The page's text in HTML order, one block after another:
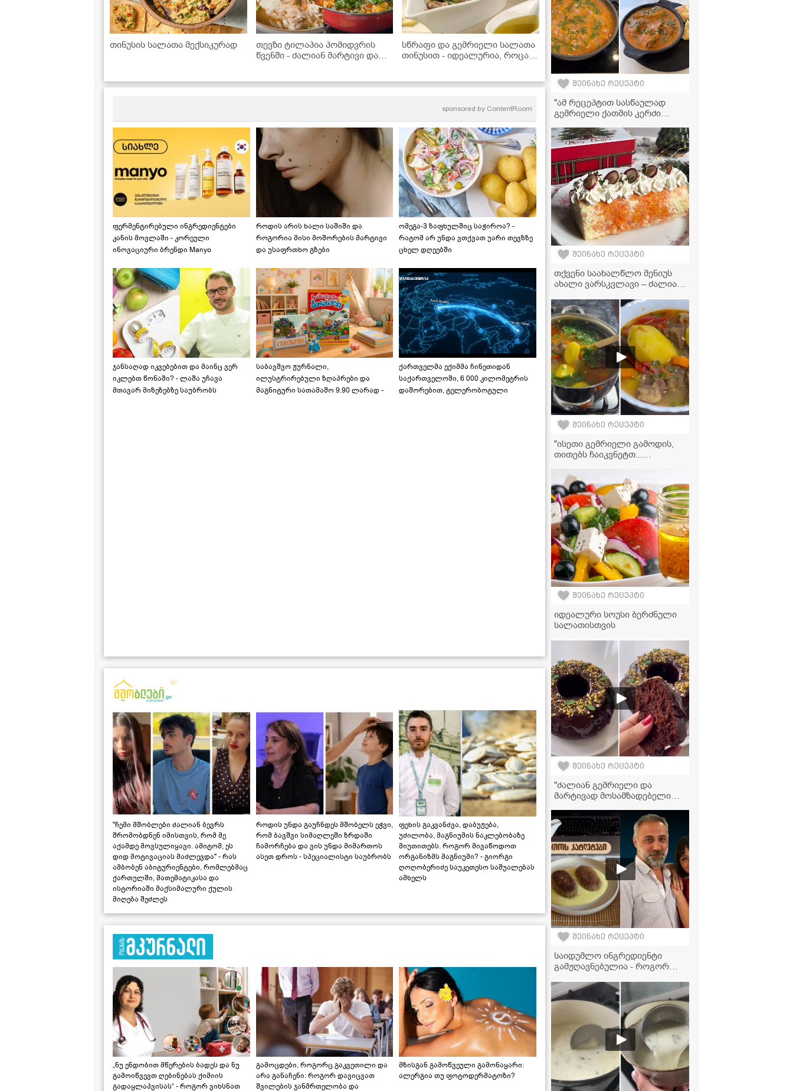
თინუსის სალათა მექსიკურად
თევზი ტილაპია პომიდვრის
წვენში - ძალიან მარტივი და
სწრაფი და გემრიელი სალათა
თინუსით - იდეალურია, როცა
sponsored by ContentRoom
ფერმენტირებული ინგრედიენტები
კანის მოვლაში - კორეული
ინოვაციური ბრენდი Manyo
როდის არის ხალი საშიში და
როგორია მისი მოშორების მარტივი
და უსაფრთხო გზები
ომეგა-3 ზაფხულშიც საჭიროა? -
რატომ არ უნდა ვთქვათ უარი თევზზე
ცხელ დღეებში
ჯანსაღად იკვებებით და მაინც ვერ
იკლებთ წონაში? - ლაშა უჩავა
მთავარ მიზეზებზე საუბრობს
საბავშვო ჟურნალი,
ილუსტრირებული ზღაპრები და
მაგნიტური სათამაშო 9.90 ლარად -
ქართველმა ექიმმა ჩინეთიდან
საქართველოში, 6 000 კილომეტრის
დაშორებით, ტელერობოტული
"ჩემი მშობლები ძალიან ბევრს
შრომობდნენ იმისთვის, რომ მე
აქამდე მოვსულიყავი. ამიტომ, ეს
დიდ მოტივაციას მაძლევდა" - რას
ამბობენ აბიტურიენტები, რომლებმაც
ქართულში, მათემატიკასა და
ისტორიაში მაქსიმალური ქულის
მიღება შეძლეს
როდის უნდა გაუჩნდეს მშობელს ეჭვი,
რომ ბავშვი სიმაღლეში ზრდაში
ჩამორჩება და ვის უნდა მიმართოს
ასეთ დროს - სპეციალისტი საუბრობს
ფეხის გაკვანძვა, დაბუჟება,
უძილობა, მაგნიუმის ნაკლებობაზე
მიუთითებს. როგორ მივაწოდოთ
ორგანიზმს მაგნიუმი? - გიორგი
ღოღობერიძე საუკეთესო საშუალებას
ამხელს
„ნუ ენდობით მწერების ბადეს და ნუ
გამოიწვევთ ღებინებას ქიმიის
გადაყლაპვისას“ - როგორ ვიხსნათ
გამოცდები, როგორც გაკვეთილი და
არა განაჩენი: როგორ დავიცვათ
შვილების ჯანმრთელობა და
მზისგან გამოწვეული გამონაყარი:
ალერგია თუ ფოტოდერმატოზი?
შეინახე რეცეპტი
"ამ რეცეპტით სასწაულად
გემრიელი ქათმის კერძი
აუცილებლად!" - მკითხველის
რეცეპტი
შეინახე რეცეპტი
თქვენი საახალწლო მენიუს
ახალი ვარსკვლავი – ძალიან
სალათა "მიმოზა"
შეინახე რეცეპტი
"ისეთი გემრიელი გამოდის,
თითებს ჩაიკვნეტთ...
რეცეპტი!" - საქონლის ხორცის
წვნიანი ბოსტნეულთან ერთად
შეინახე რეცეპტი
იდეალური სოუსი ბერძნული
სალათისთვის
შეინახე რეცეპტი
"ძალიან გემრიელი და
მარტივად მოსამზადებელი
ინგრედიენტებიც,
დარწმუნებული ვარ,
აუცილებლად მოგეპოვებათ
სახლში" - მკითხველის
ვიდეორეცეპტი
შეინახე რეცეპტი
საიდუმლო ინგრედიენტი
გამჟღავნებულია - როგორ
საყვარელ კატლეტებს?